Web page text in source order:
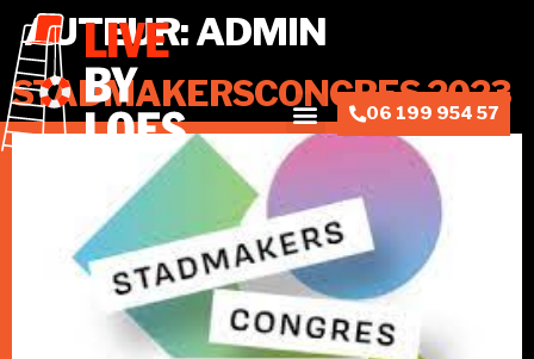
06 199 954 57
AUTEUR:ADMIN
STADMAKERSCONGRES 2023